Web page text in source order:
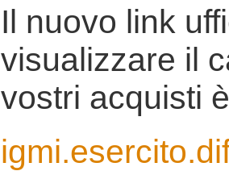
Il nuovo link
visualizzare il
vostri acquisti